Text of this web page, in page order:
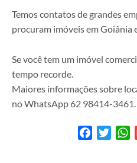
Temos contatos de grandes
procuram imóveis em Goiânia
Se você tem um imóvel
tempo recorde.
Maiores informações sobre
no WhatsApp 62 98414-3461.
Facebook